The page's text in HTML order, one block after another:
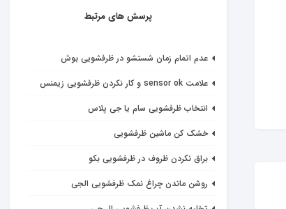
پرسش های مرتبط
عدم اتمام زمان شستشو در ظرفشویی بوش
علامت sensor ok و کار نکردن ظرفشویی زیمنس
انتخاب ظرفشویی سام یا جی پلاس
خشک کن ماشین ظرفشویی
براق نکردن ظروف در ظرفشویی بکو
روشن ماندن چراغ نمک ظرفشویی الجی